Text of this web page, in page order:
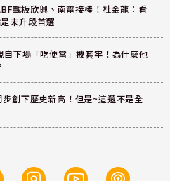
載板欣興、南電接棒！杜金龍：看
末升段首選
下場「吃便當」被套牢！為什麼他
創下歷史新高！但是~這還不是全